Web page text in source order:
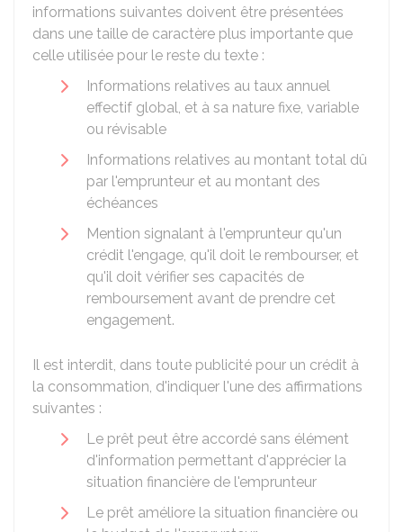
informations suivantes doivent être présentées
dans une taille de caractère plus importante que
celle utilisée pour le reste du texte :
Informations relatives au taux annuel
effectif global, et à sa nature fixe, variable
ou révisable
Informations relatives au montant total dû
par l'emprunteur et au montant des
échéances
Mention signalant à l'emprunteur qu'un
crédit l'engage, qu'il doit le rembourser, et
qu'il doit vérifier ses capacités de
remboursement avant de prendre cet
engagement.
Il est interdit, dans toute publicité pour un crédit à
la consommation, d'indiquer l'une des affirmations
suivantes :
Le prêt peut être accordé sans élément
d'information permettant d'apprécier la
situation financière de l'emprunteur
Le prêt améliore la situation financière ou